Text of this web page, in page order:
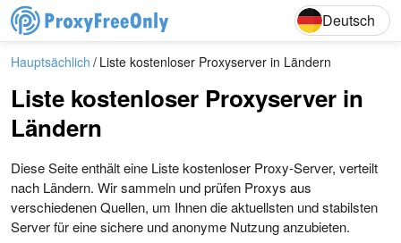
EnglishDeutsch
Deutsch
Hauptsächlich Liste kostenloser Proxyserver in Ländern
Liste kostenloser Proxyserver in
Ländern
Diese Seite enthält eine Liste kostenloser Proxy-Server, verteilt
nach Ländern. Wir sammeln und prüfen Proxys aus
verschiedenen Quellen, um Ihnen die aktuellsten und stabilsten
Server für eine sichere und anonyme Nutzung anzubieten.